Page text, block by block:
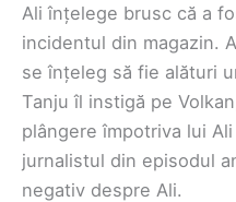
Ali înțelege brusc că a
incidentul din magazin.
se înțeleg să fie alături
Tanju îl instigă pe
plângere împotriva lui
jurnalistul din episodul
negativ despre Ali.